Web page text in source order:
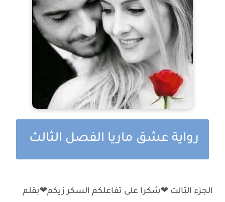
رواية عشق ماريا الفصل الثالث
الجزء التالت ❤شكرا على تفاعلكم السكر زيكم❤بقلم